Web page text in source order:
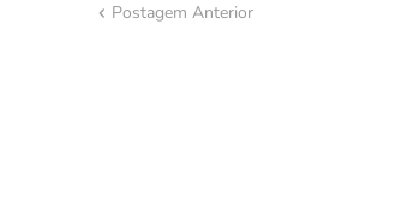
Postagem Anterior